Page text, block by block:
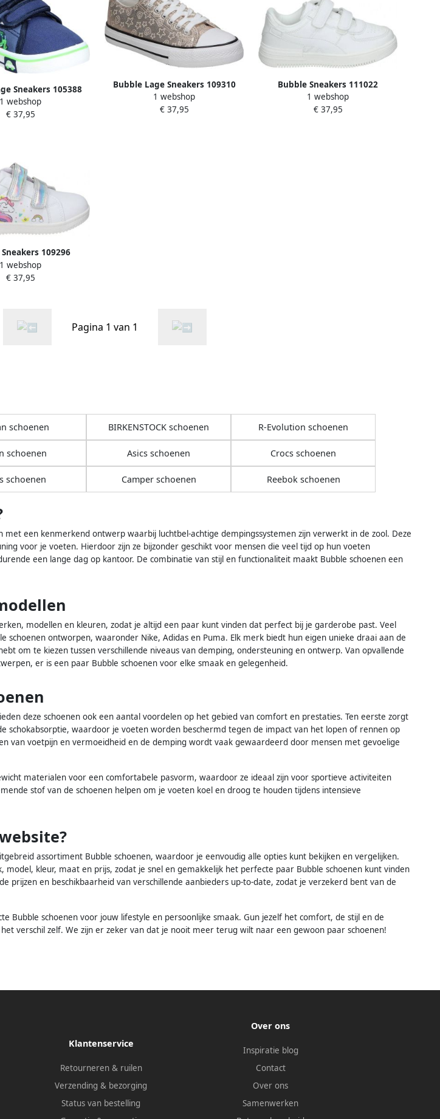
Sneakers 105388
1 webshop
€ 37,95
Bubble Lage Sneakers 109310
1 webshop
€ 37,95
Bubble Sneakers 111022
1 webshop
€ 37,95
109296
1 webshop
€ 37,95
Pagina 1 van 1
schoenen BIRKENSTOCK schoenen R-Evolution schoenen
schoenen Asics schoenen Crocs schoenen
schoenen Camper schoenen Reebok schoenen
met een kenmerkend ontwerp waarbij luchtbel-achtige dempingssystemen zijn verwerkt in de zool. Deze
voor je voeten. Hierdoor zijn ze bijzonder geschikt voor mensen die veel tijd op hun voeten
een lange dag op kantoor. De combinatie van stijl en functionaliteit maakt Bubble schoenen een
modellen en kleuren, zodat je altijd een paar kunt vinden dat perfect bij je garderobe past. Veel
schoenen ontworpen, waaronder Nike, Adidas en Puma. Elk merk biedt hun eigen unieke draai aan de
om te kiezen tussen verschillende niveaus van demping, ondersteuning en ontwerp. Van opvallende
er is een paar Bubble schoenen voor elke smaak en gelegenheid.
deze schoenen ook een aantal voordelen op het gebied van comfort en prestaties. Ten eerste zorgt
schokabsorptie, waardoor je voeten worden beschermd tegen de impact van het lopen of rennen op
van voetpijn en vermoeidheid en de demping wordt vaak gewaardeerd door mensen met gevoelige
materialen voor een comfortabele pasvorm, waardoor ze ideaal zijn voor sportieve activiteiten
stof van de schoenen helpen om je voeten koel en droog te houden tijdens intensieve
assortiment Bubble schoenen, waardoor je eenvoudig alle opties kunt bekijken en vergelijken.
kleur, maat en prijs, zodat je snel en gemakkelijk het perfecte paar Bubble schoenen kunt vinden
prijzen en beschikbaarheid van verschillende aanbieders up-to-date, zodat je verzekerd bent van de
Bubble schoenen voor jouw lifestyle en persoonlijke smaak. Gun jezelf het comfort, de stijl en de
verschil zelf. We zijn er zeker van dat je nooit meer terug wilt naar een gewoon paar schoenen!
Klantenservice
Retourneren & ruilen
Verzending & bezorging
Status van bestelling
Over ons
Inspiratie blog
Contact
Over ons
Samenwerken